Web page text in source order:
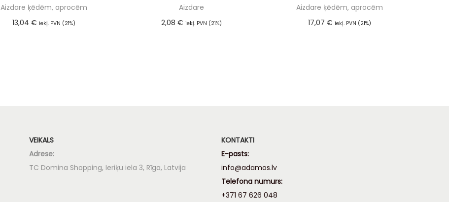
Aizdare ķēdēm, aprocēm
13,04 € iekļ. PVN (21%)
Aizdare
2,08€ iekļ. PVN (21%)
Aizdare ķēdēm, aprocēm
17,07 € iekļ. PVN (21%)
VEIKALS
Adrese:
TC Domina Shopping, Ieriķu iela 3, Rīga, Latvija
KONTAKTI
E-pasts:
info@adamos.lv
Telefona numurs:
+371 67 626 048